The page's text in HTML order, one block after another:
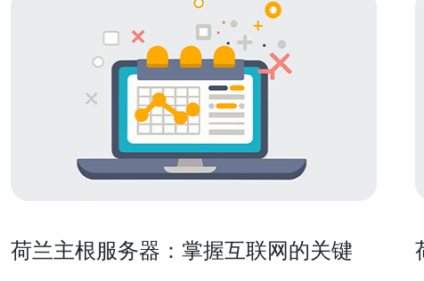
荷兰主根服务器：掌握互联网的关键